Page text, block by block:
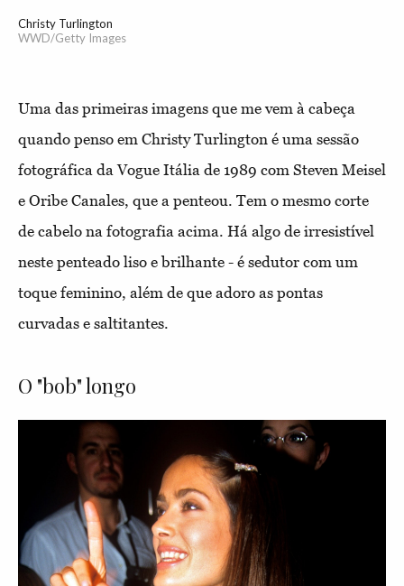
Christy Turlington
WWD/Getty Images
Uma das primeiras imagens que me vem à cabeça
quando penso em Christy Turlington é uma sessão
fotográfica da Vogue Itália de 1989 com Steven Meisel
e Oribe Canales, que a penteou. Tem o mesmo corte
de cabelo na fotografia acima. Há algo de irresistível
neste penteado liso e brilhante - é sedutor com um
toque feminino, além de que adoro as pontas
curvadas e saltitantes.
O "bob" longo